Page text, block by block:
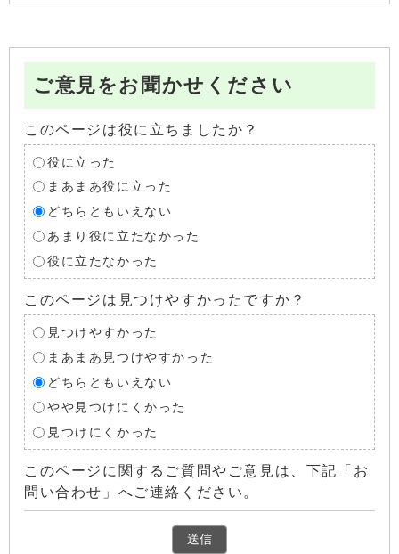
ご意見をお聞かせください
このページは役に立ちましたか？
役に立った
まあまあ役に立った
どちらともいえない
あまり役に立たなかった
役に立たなかった
このページは見つけやすかったですか？
見つけやすかった
まあまあ見つけやすかった
どちらともいえない
やや見つけにくかった
見つけにくかった
このページに関するご質問やご意見は、下記「お
問い合わせ」へご連絡ください。